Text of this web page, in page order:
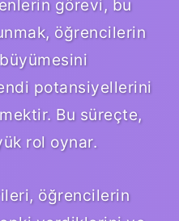
görevi, bu
öğrencilerin
potansiyellerini
Bu süreçte,
rol oynar.
öğrencilerin